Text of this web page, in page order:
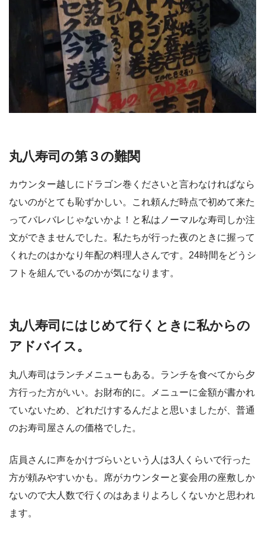
丸八寿司の第３の難関
カウンター越しにドラゴン巻くださいと言わなければなら
ないのがとても恥ずかしい。これ頼んだ時点で初めて来た
ってバレバレじゃないかよ！と私はノーマルな寿司しか注
文ができませんでした。私たちが行った夜のときに握って
くれたのはかなり年配の料理人さんです。24時間をどうシ
フトを組んでいるのかが気になります。
丸八寿司にはじめて行くときに私からの
アドバイス。
丸八寿司はランチメニューもある。ランチを食べてから夕
方行った方がいい。お財布的に。メニューに金額が書かれ
ていないため、どれだけするんだよと思いましたが、普通
のお寿司屋さんの価格でした。
店員さんに声をかけづらいという人は3人くらいで行った
方が頼みやすいかも。席がカウンターと宴会用の座敷しか
ないので大人数で行くのはあまりよろしくないかと思われ
ます。